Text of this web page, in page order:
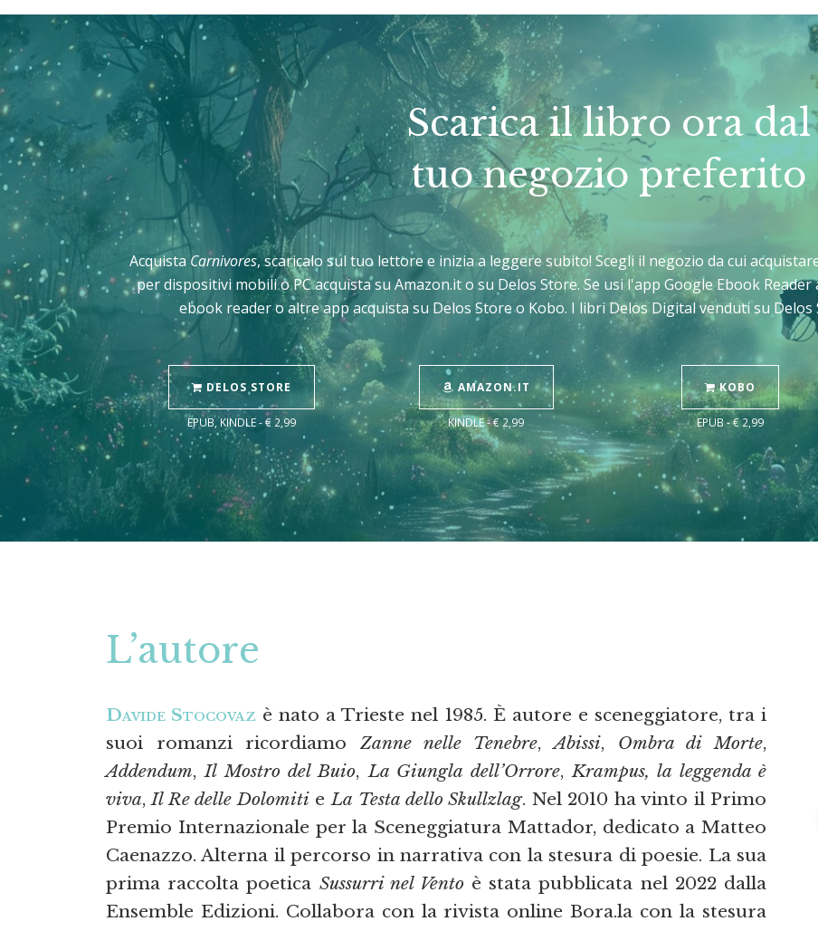
Scarica il libro ora dal
tuo negozio preferito
Acquista Carnivores, scaricalo sul tuo lettore e inizia a leggere subito! Scegli il negozio da cui
per dispositivi mobili o PC acquista su Amazon.it o su Delos Store. Se usi l'app Google Ebook
ebook reader o altre app acquista su Delos Store o Kobo. I libri Delos Digital venduti su
DELOS STORE
EPUB, KINDLE - € 2,99
AMAZON.IT
KINDLE - € 2,99
KOBO
EPUB - € 2,99
L’autore
Davide Stocovaz è nato a Trieste nel 1985. È autore e sceneggiatore, tra i
suoi romanzi ricordiamo Zanne nelle Tenebre,Abissi, Ombra di Morte,
Addendum,Il Mostro del Buio,La Giungla dell’Orrore,Krampus, la leggenda è
viva,Il Re delle DolomitieLa Testa dello Skullzlag. Nel 2010 ha vinto il Primo
Premio Internazionale per la Sceneggiatura Mattador, dedicato a Matteo
Caenazzo. Alterna il percorso in narrativa con la stesura di poesie. La sua
prima raccolta poetica Sussurri nel Ventoè stata pubblicata nel 2022 dalla
Ensemble Edizioni. Collabora con la rivista online Bora.la con la stesura